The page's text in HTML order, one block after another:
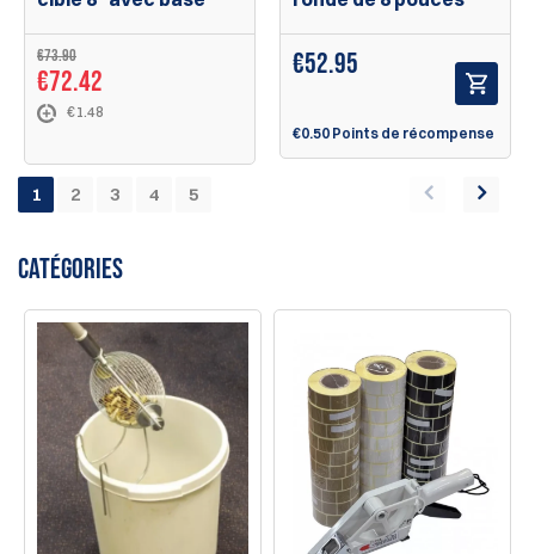
€73.90
€72.42
€1.48
€52.95
€0.50 Points de récompense
1 2 3 4 5
CATÉGORIES